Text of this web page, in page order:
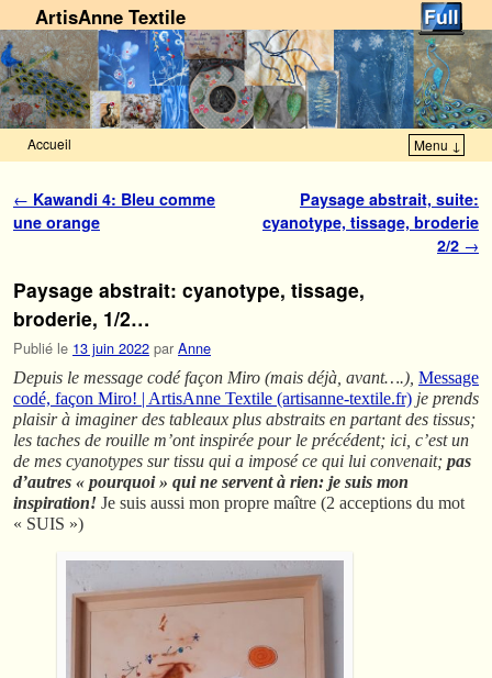
ArtisAnne Textile
Accueil Menu ↓
Navigation des articles
← Kawandi 4: Bleu comme
une orange
Paysage abstrait, suite:
cyanotype, tissage, broderie
2/2 →
Paysage abstrait: cyanotype, tissage,
broderie, 1/2…
Publié le 13 juin 2022 par Anne
Depuis le message codé façon Miro (mais déjà, avant….), Message
codé, façon Miro! | ArtisAnne Textile (artisanne-textile.fr) je prends
plaisir à imaginer des tableaux plus abstraits en partant des tissus;
les taches de rouille m’ont inspirée pour le précédent; ici, c’est un
de mes cyanotypes sur tissu qui a imposé ce qui lui convenait; pas
d’autres « pourquoi » qui ne servent à rien: je suis mon
inspiration! Je suis aussi mon propre maître (2 acceptions du mot
« SUIS »)